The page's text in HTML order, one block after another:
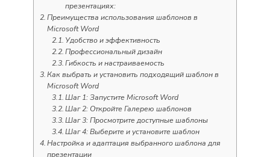
презентациях:
Преимущества использования шаблонов в
Microsoft Word
Удобство и эффективность
Профессиональный дизайн
Гибкость и настраиваемость
Как выбрать и установить подходящий шаблон в
Microsoft Word
Шаг 1: Запустите Microsoft Word
Шаг 2: Откройте Галерею шаблонов
Шаг 3: Просмотрите доступные шаблоны
Шаг 4: Выберите и установите шаблон
Настройка и адаптация выбранного шаблона для
презентации